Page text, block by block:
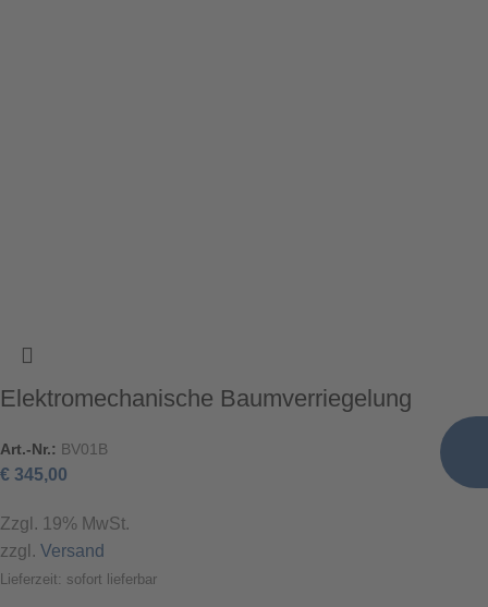
Elektromechanische Baumverriegelung
Art.-Nr.: BV01B
€ 345,00
Zzgl. 19% MwSt.
zzgl. Versand
Lieferzeit: sofort lieferbar